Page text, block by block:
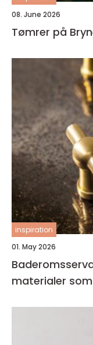
08. June 2026
Tømrer på
inspiration
01. May 2026
Baderomsservant funksjon,
materialer